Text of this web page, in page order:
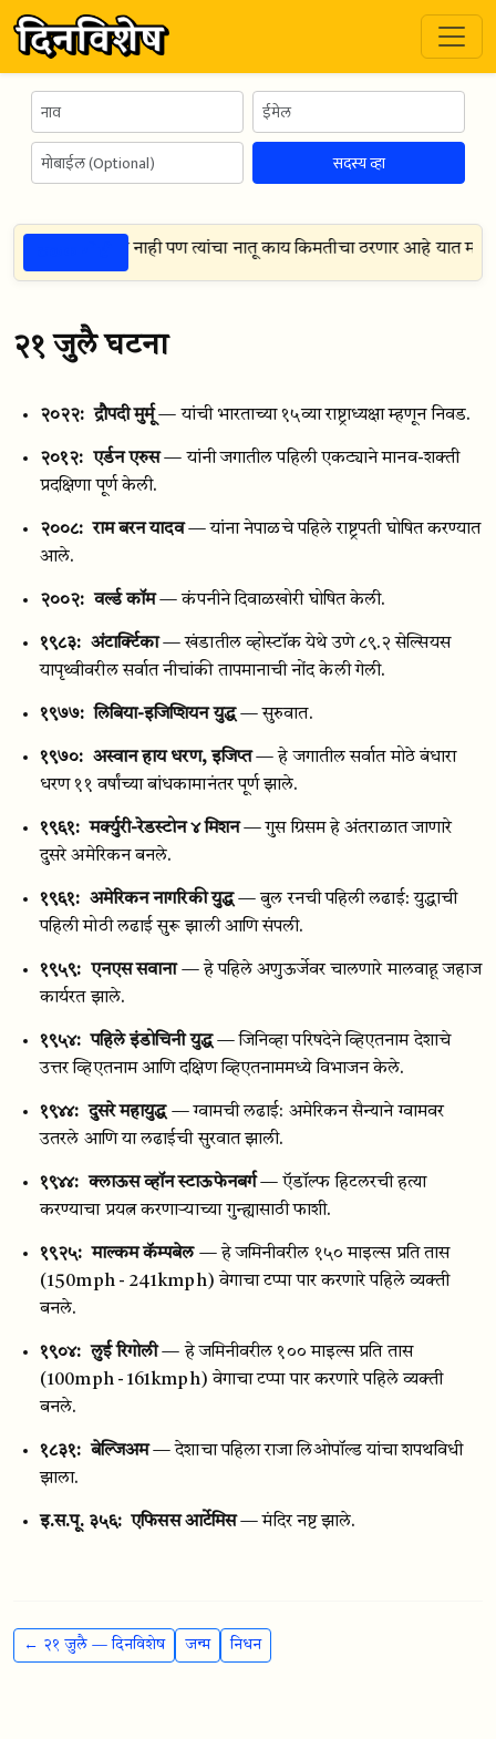
सदस्य व्हा
हे मला माहित नाही पण त्यांचा नातू काय किमतीचा ठरणार आहे यात मला
२१ जुलै घटना
२०२२: द्रौपदी मुर्मू — यांची भारताच्या १५व्या राष्ट्राध्यक्षा म्हणून निवड.
२०१२: एर्डन एरुस — यांनी जगातील पहिली एकट्याने मानव-शक्ती
प्रदक्षिणा पूर्ण केली.
२००८: राम बरन यादव — यांना नेपाळचे पहिले राष्ट्रपती घोषित करण्यात
आले.
२००२: वर्ल्ड कॉम — कंपनीने दिवाळखोरी घोषित केली.
१९८३: अंटार्क्टिका — खंडातील व्होस्टॉक येथे उणे ८९.२ सेल्सियस
यापृथ्वीवरील सर्वात नीचांकी तापमानाची नोंद केली गेली.
१९७७: लिबिया-इजिप्शियन युद्ध — सुरुवात.
१९७०: अस्वान हाय धरण, इजिप्त — हे जगातील सर्वात मोठे बंधारा
धरण ११ वर्षांच्या बांधकामानंतर पूर्ण झाले.
१९६१: मर्क्युरी-रेडस्टोन ४ मिशन — गुस ग्रिसम हे अंतराळात जाणारे
दुसरे अमेरिकन बनले.
१९६१: अमेरिकन नागरिकी युद्ध — बुल रनची पहिली लढाई: युद्धाची
पहिली मोठी लढाई सुरू झाली आणि संपली.
१९५९: एनएस सवाना — हे पहिले अणुऊर्जेवर चालणारे मालवाहू जहाज
कार्यरत झाले.
१९५४: पहिले इंडोचिनी युद्ध — जिनिव्हा परिषदेने व्हिएतनाम देशाचे
उत्तर व्हिएतनाम आणि दक्षिण व्हिएतनाममध्ये विभाजन केले.
१९४४: दुसरे महायुद्ध — ग्वामची लढाई: अमेरिकन सैन्याने ग्वामवर
उतरले आणि या लढाईची सुरवात झाली.
१९४४: क्लाऊस व्हॉन स्टाऊफेनबर्ग — ऍडॉल्फ हिटलरची हत्या
करण्याचा प्रयत्न करणाऱ्याच्या गुन्ह्यासाठी फाशी.
१९२५: माल्कम कॅम्पबेल — हे जमिनीवरील १५० माइल्स प्रति तास
(150mph - 241kmph) वेगाचा टप्पा पार करणारे पहिले व्यक्ती
बनले.
१९०४: लुई रिगोली — हे जमिनीवरील १०० माइल्स प्रति तास
(100mph - 161kmph) वेगाचा टप्पा पार करणारे पहिले व्यक्ती
बनले.
१८३१: बेल्जिअम — देशाचा पहिला राजा लिओपॉल्ड यांचा शपथविधी
झाला.
इ.स.पू. ३५६: एफिसस आर्टेमिस — मंदिर नष्ट झाले.
← २१ जुलै — दिनविशेष जन्म निधन